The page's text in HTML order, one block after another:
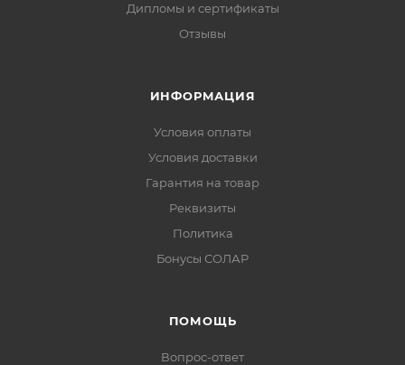
Дипломы и сертификаты
Отзывы
ИНФОРМАЦИЯ
Условия оплаты
Условия доставки
Гарантия на товар
Реквизиты
Политика
Бонусы СОЛАР
ПОМОЩЬ
Вопрос-ответ